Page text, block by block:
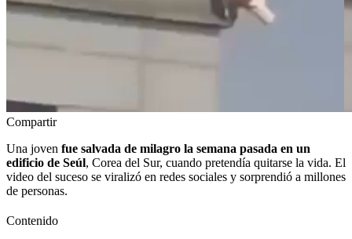
Compartir
Una joven fue salvada de milagro la semana pasada en un
edificio de Seúl, Corea del Sur, cuando pretendía quitarse la vida. El
video del suceso se viralizó en redes sociales y sorprendió a millones
de personas.
Contenido